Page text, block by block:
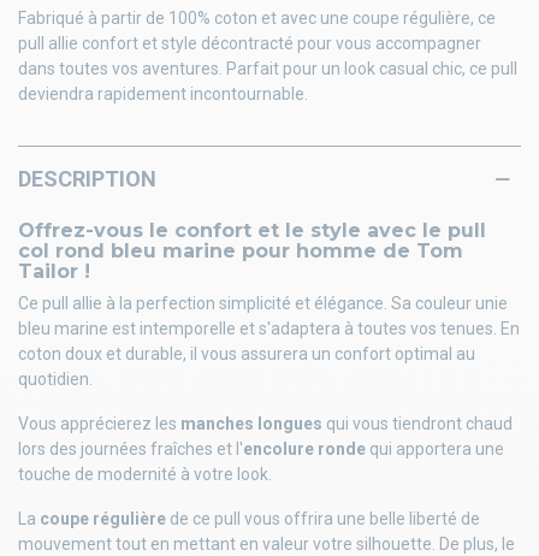
Fabriqué à partir de 100% coton et avec une coupe régulière, ce
pull allie confort et style décontracté pour vous accompagner
dans toutes vos aventures. Parfait pour un look casual chic, ce pull
deviendra rapidement incontournable.
DESCRIPTION
Offrez-vous le confort et le style avec le pull
col rond bleu marine pour homme de Tom
Tailor !
Ce pull allie à la perfection simplicité et élégance. Sa couleur unie
bleu marine est intemporelle et s'adaptera à toutes vos tenues. En
coton doux et durable, il vous assurera un confort optimal au
quotidien.
Vous apprécierez les manches longues qui vous tiendront chaud
lors des journées fraîches et l'encolure ronde qui apportera une
touche de modernité à votre look.
La coupe régulière de ce pull vous offrira une belle liberté de
mouvement tout en mettant en valeur votre silhouette. De plus, le